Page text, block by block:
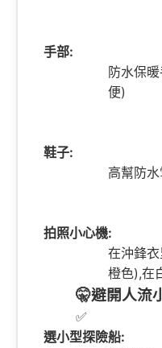
手部:
防水保
便)
鞋子:
高幫防
拍照小心機:
在沖鋒
橙色),在
🤫避開人流
✅
選小型探險船: